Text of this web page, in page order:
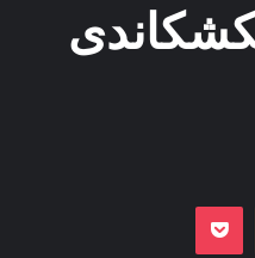
Odnoklassniki
Pocket